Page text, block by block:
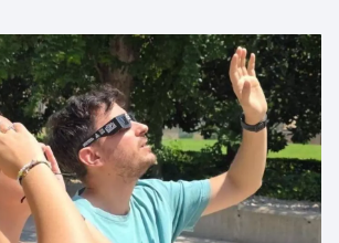
de viviendas vive su mejor